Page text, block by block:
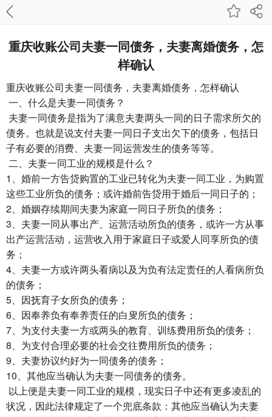
重庆收账公司​夫妻一同债务，夫妻离婚债务，怎
样确认
重庆收账公司夫妻一同债务，夫妻离婚债务，怎样确认
一、什么是夫妻一同债务？
夫妻一同债务是指为了满意夫妻两头一同的日子需求所欠的
债务。也就是说支付夫妻一同日子支出欠下的债务，包括日
子有必要的消费、夫妻一同运营发生的债务等等。
二、夫妻一同工业的规模是什么？
1、婚前一方告贷购置的工业已转化为夫妻一同工业，为购置
这些工业所负的债务；或许婚前告贷用于婚后一同日子的；
2、婚姻存续期间夫妻为家庭一同日子所负的债务；
3、夫妻一同从事出产、运营活动所负的债务，或许一方从事
出产运营活动，运营收入用于家庭日子或爱人同享所负的债
务；
4、夫妻一方或许两头看病以及为负有法定责任的人看病所负
的债务；
5、因抚育子女所负的债务；
6、因奉养负有奉养责任的白叟所负的债务；
7、为支付夫妻一方或两头的教育、训练费用所负的债务；
8、为支付合理必要的社会交往费用所负的债务；
9、夫妻协议约好为一同债务的债务；
10、其他应当确认为夫妻一同债务的债务。
以上便是夫妻一同工业的规模，现实日子中还有更多凌乱的
状况，因此法律规定了一个兜底条款：其他应当确认为夫妻